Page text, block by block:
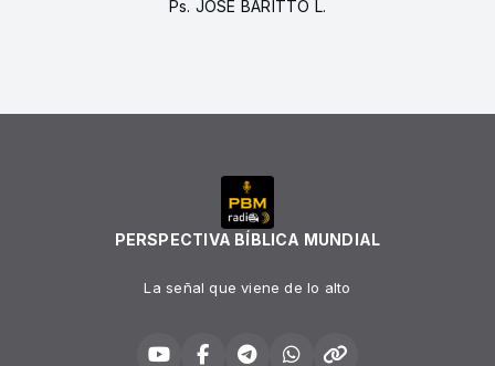
Ps. JOSÉ BARITTO L.
PERSPECTIVA BÍBLICA MUNDIAL
La señal que viene de lo alto